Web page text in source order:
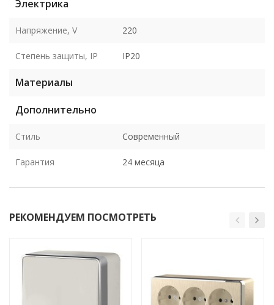
Электрика
Напряжение, V 220
Степень защиты, IP IP20
Материалы
Дополнительно
Стиль Современный
Гарантия 24 месяца
РЕКОМЕНДУЕМ ПОСМОТРЕТЬ